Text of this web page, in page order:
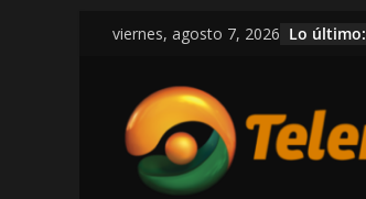
Saltar
contenido
viernes, agosto 7, 2026 Lo último: